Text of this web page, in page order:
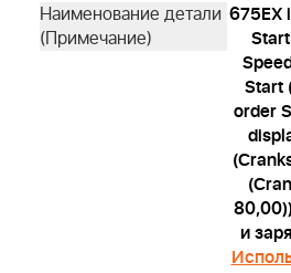
675EX
Start
order
и